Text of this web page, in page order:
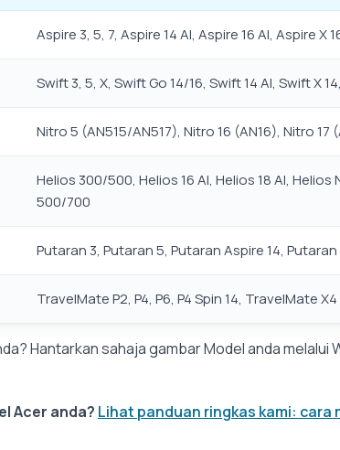
Aspire 3, 5, 7, Aspire 14 AI, Aspire 16 AI, Aspire X
Swift 3, 5, X, Swift Go 14/16, Swift 14 AI, Swift X
Nitro 5 (AN515/AN517), Nitro 16 (AN16), Nitro 17
Helios 300/500, Helios 16 AI, Helios 18 AI,
500/700
Putaran 3, Putaran 5, Putaran Aspire 14, Putaran
TravelMate P2, P4, P6, P4 Spin 14, TravelMate X4
Hantarkan sahaja gambar Model anda
Acer anda? Lihat panduan ringkas kami: cara